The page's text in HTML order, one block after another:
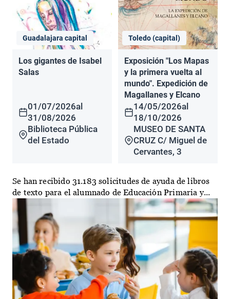
Guadalajara capital
Los gigantes de Isabel
Salas
01/07/2026al
31/08/2026
Biblioteca Pública
del Estado
Toledo (capital)
Exposición "Los Mapas
y la primera vuelta al
mundo". Expedición de
Magallanes y Elcano
14/05/2026al
18/10/2026
MUSEO DE SANTA
CRUZ C/ Miguel de
Cervantes, 3
Se han recibido 31.183 solicitudes de ayuda de libros
de texto para el alumnado de Educación Primaria y...